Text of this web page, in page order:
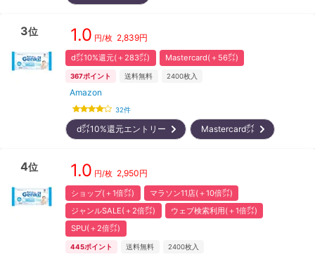
3位 1.0 円/枚 2,839円
d㌽10%還元(＋283㌽) Mastercard(＋56㌽)
367ポイント 送料無料 2400枚入
Amazon
32件
d㌽10%還元エントリー Mastercard㌽
4位 1.0 円/枚 2,950円
ショップ(＋1倍㌽)
マラソン11店(＋10倍㌽)
ジャンルSALE(＋2倍㌽)
ウェブ検索利用(＋1倍㌽)
SPU(＋2倍㌽)
445ポイント 送料無料 2400枚入